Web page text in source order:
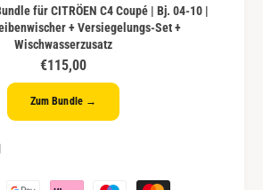
für CITRÖEN C4 Coupé | Bj. 04-10 |
+ Versiegelungs-Set +
Wischwasserzusatz
€115,00
Zum Bundle →